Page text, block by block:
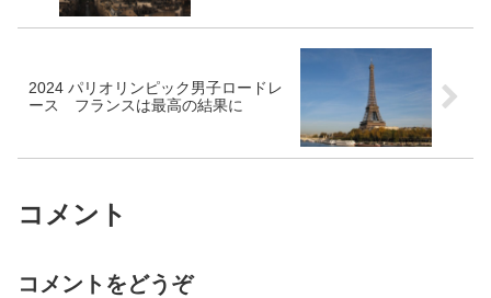
2024 パリオリンピック男子ロードレ
ース フランスは最高の結果に
コメント
コメントをどうぞ